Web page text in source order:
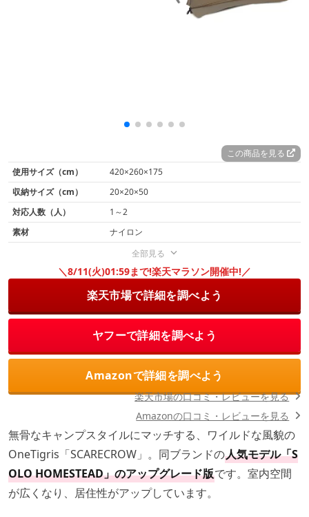
この商品を見る
使用サイズ（cm）
420×260×175
収納サイズ（cm）
20×20×50
対応人数（人）
1～2
素材
ナイロン
全部見る
＼8/11(火)01:59まで!楽天マラソン開催中!／
楽天市場で詳細を調べよう
ヤフーで詳細を調べよう
Amazonで詳細を調べよう
無骨なキャンプスタイルにマッチする、ワイルドな風貌の
OneTigris「SCARECROW」。同ブランドの人気モデル「S
OLO HOMESTEAD」のアップグレード版です。室内空間
が広くなり、居住性がアップしています。
楽天市場の口コミ・レビューを見る
Amazonの口コミ・レビューを見る